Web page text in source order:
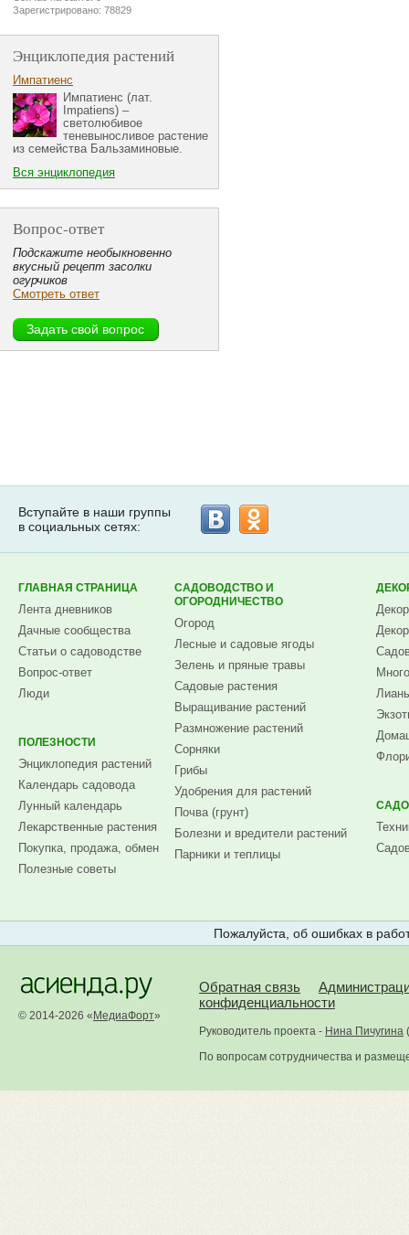
Зарегистрировано: 78829
Энциклопедия растений
Импатиенс
Импатиенс (лат.
Impatiens) –
светолюбивое
теневыносливое растение
из семейства Бальзаминовые.
Вся энциклопедия
Вопрос-ответ
Подскажите необыкновенно
вкусный рецепт засолки
огурчиков
Смотреть ответ
Вступайте в наши группы
в социальных сетях:
ГЛАВНАЯ СТРАНИЦА
Лента дневников
Дачные сообщества
Статьи о садоводстве
Вопрос-ответ
Люди
ПОЛЕЗНОСТИ
Энциклопедия растений
Календарь садовода
Лунный календарь
Лекарственные растения
Покупка, продажа, обмен
Полезные советы
САДОВОДСТВО И
ОГОРОДНИЧЕСТВО
Огород
Лесные и садовые ягоды
Зелень и пряные травы
Садовые растения
Выращивание растений
Размножение растений
Сорняки
Грибы
Удобрения для растений
Почва (грунт)
Болезни и вредители растений
Парники и теплицы
Пожалуйста, об ошибках в
© 2014-2026 « МедиаФорт»
Обратная связь
конфиденциальности
Руководитель проекта - Нина Пичугина (
По вопросам сотрудничества и